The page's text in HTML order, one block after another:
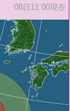
08日11:00現在